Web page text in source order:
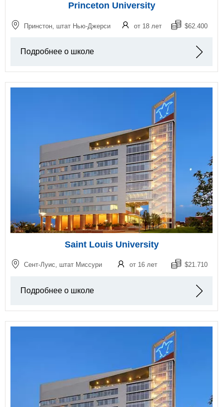
Princeton University
Принстон, штат Нью-Джерси от 18 лет $62.400
Подробнее о школе
Saint Louis University
Сент-Луис, штат Миссури от 16 лет $21.710
Подробнее о школе